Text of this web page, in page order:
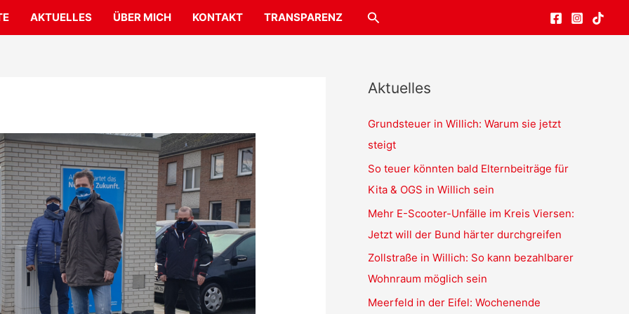
AKTUELLES ÜBER MICH KONTAKT TRANSPARENZ Suchen
Aktuelles
Grundsteuer in Willich: Warum sie jetzt
steigt
So teuer könnten bald Elternbeiträge für
Kita & OGS in Willich sein
Mehr E-Scooter-Unfälle im Kreis Viersen:
Jetzt will der Bund härter durchgreifen
Zollstraße in Willich: So kann bezahlbarer
Wohnraum möglich sein
Meerfeld in der Eifel: Wochenende